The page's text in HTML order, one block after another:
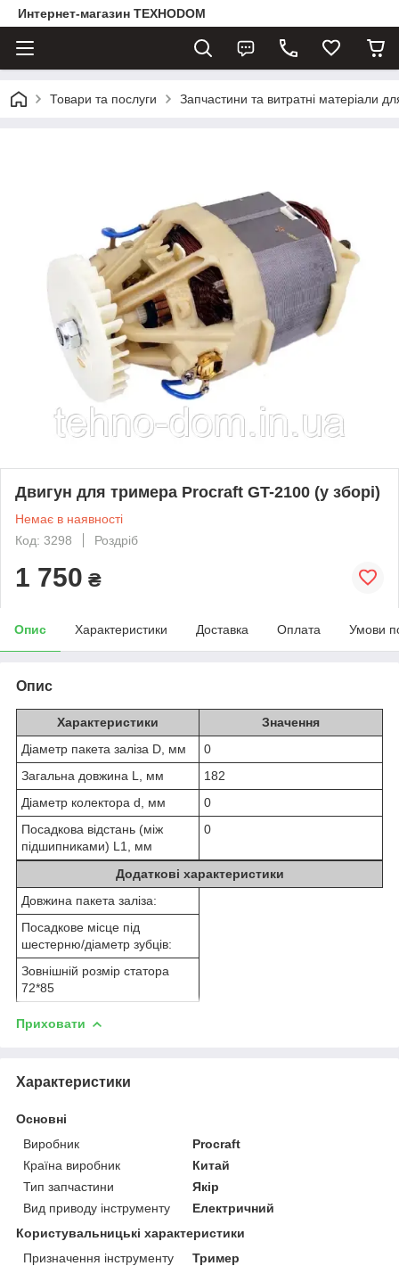
Интернет-магазин ТЕХНОDOM
Товари та послуги Запчастини та витратні матеріали
Двигун для тримера Procraft GT-2100 (у зборі)
Немає в наявності
Код: 3298
Роздріб
1 750 ₴
Опис Характеристики Доставка Оплата Умови
Опис
Характеристики
Значення
Діаметр пакета заліза D, мм
0
Загальна довжина L, мм
182
Діаметр колектора d, мм
0
Посадкова відстань (між
підшипниками) L1, мм
0
Додаткові характеристики
Довжина пакета заліза:
Посадкове місце під
шестерню/діаметр зубців:
Зовнішній розмір статора
72*85
Приховати
Характеристики
Основні
Виробник
Procraft
Країна виробник
Китай
Тип запчастини
Якір
Вид приводу інструменту
Електричний
Користувальницькі характеристики
Призначення інструменту
Тример